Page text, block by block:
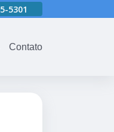
5301
Contato